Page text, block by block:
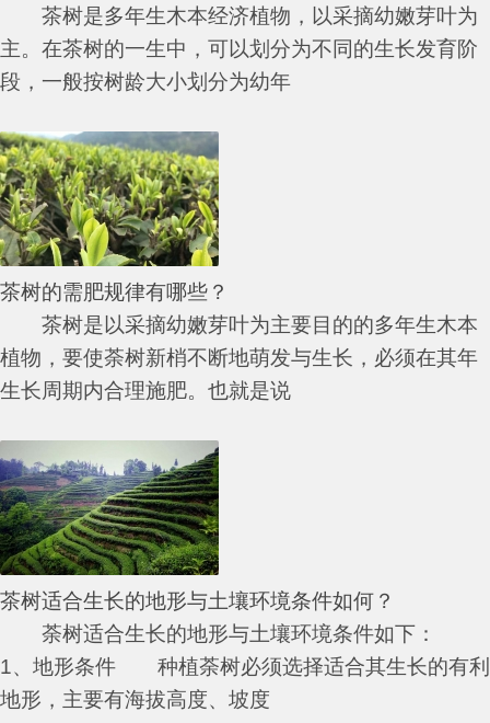
茶树是多年生木本经济植物，以采摘幼嫩芽叶为
主。在茶树的一生中，可以划分为不同的生长发育阶
段，一般按树龄大小划分为幼年
茶树的需肥规律有哪些？
茶树是以采摘幼嫩芽叶为主要目的的多年生木本
植物，要使荼树新梢不断地萌发与生长，必须在其年
生长周期内合理施肥。也就是说
茶树适合生长的地形与土壤环境条件如何？
荼树适合生长的地形与土壤环境条件如下：
1、地形条件 种植荼树必须选择适合其生长的有利
地形，主要有海拔高度、坡度